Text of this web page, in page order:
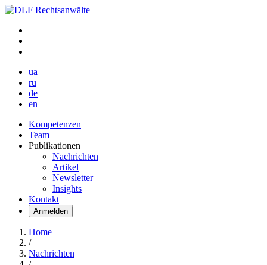
ua
ru
de
en
Kompetenzen
Team
Publikationen
Nachrichten
Artikel
Newsletter
Insights
Kontakt
Anmelden
Home
/
Nachrichten